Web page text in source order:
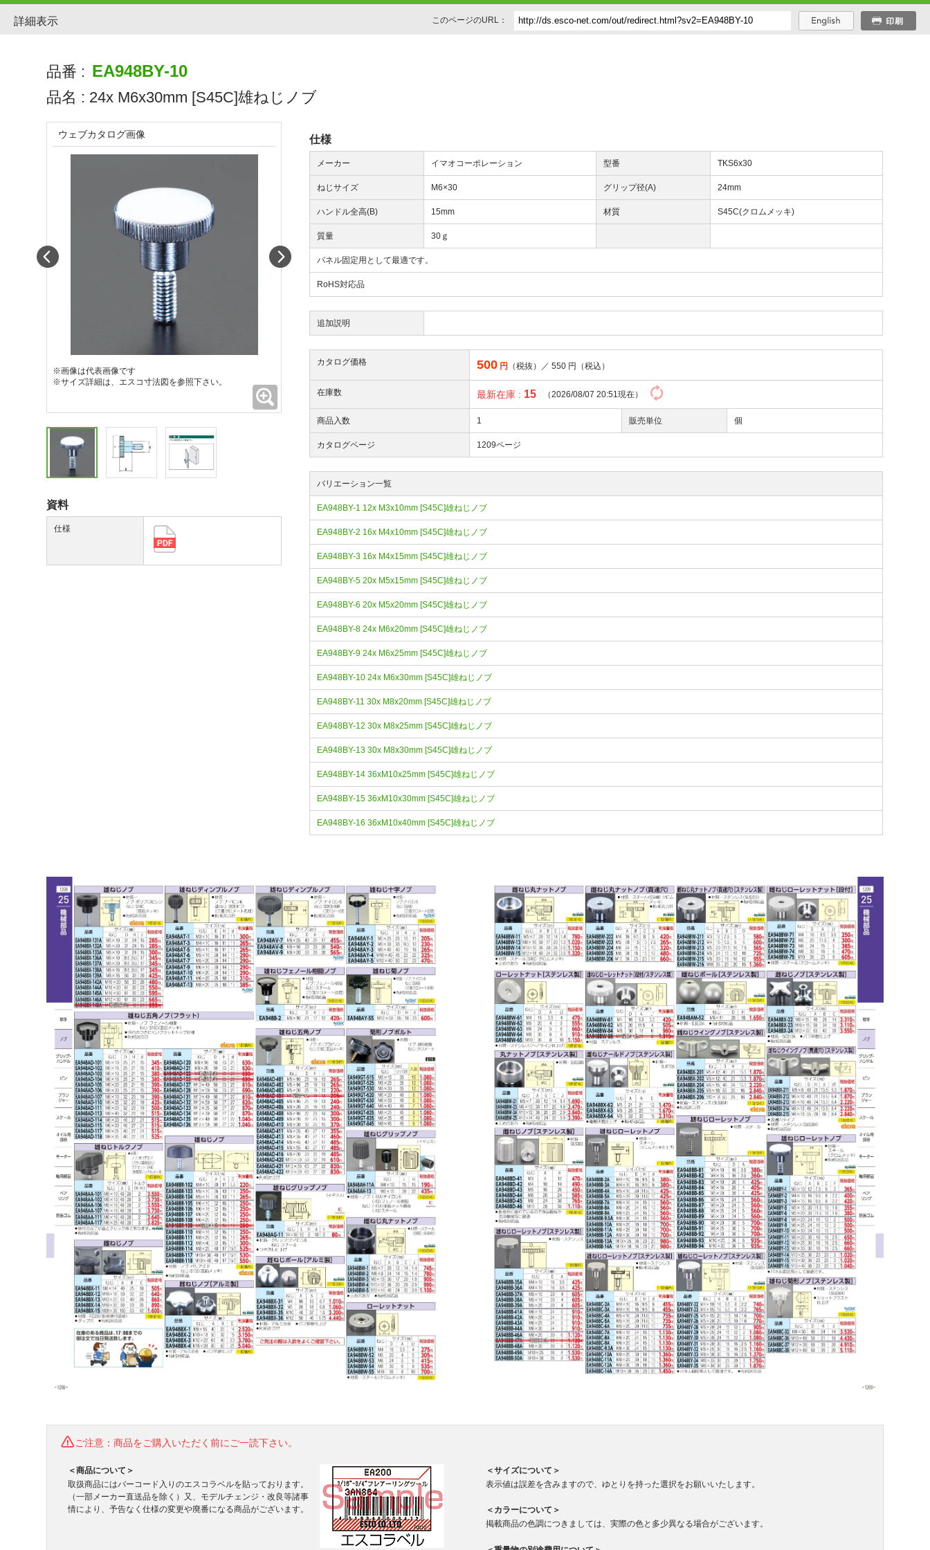
詳細表示 このページのURL：
品番 : EA948BY-10
品名 : 24x M6x30mm [S45C]雄ねじノブ
仕様
メーカー イマオコーポレーション 型番 TKS6x30
ねじサイズ M6×30 グリップ径(A) 24mm
ハンドル全高(B) 15mm 材質 S45C(クロムメッキ)
質量 30ｇ
パネル固定用として最適です。
RoHS対応品
追加説明
カタログ価格 500 円 （税抜）／550 円（税込）
在庫数 最新在庫 : 15 （2026/08/07 20:51現在）
商品入数 1 販売単位 個
カタログページ 1209ページ
バリエーション一覧
EA948BY-1 12x M3x10mm [S45C]雄ねじノブ
EA948BY-2 16x M4x10mm [S45C]雄ねじノブ
EA948BY-3 16x M4x15mm [S45C]雄ねじノブ
EA948BY-5 20x M5x15mm [S45C]雄ねじノブ
EA948BY-6 20x M5x20mm [S45C]雄ねじノブ
EA948BY-8 24x M6x20mm [S45C]雄ねじノブ
EA948BY-9 24x M6x25mm [S45C]雄ねじノブ
EA948BY-10 24x M6x30mm [S45C]雄ねじノブ
EA948BY-11 30x M8x20mm [S45C]雄ねじノブ
EA948BY-12 30x M8x25mm [S45C]雄ねじノブ
EA948BY-13 30x M8x30mm [S45C]雄ねじノブ
EA948BY-14 36xM10x25mm [S45C]雄ねじノブ
EA948BY-15 36xM10x30mm [S45C]雄ねじノブ
EA948BY-16 36xM10x40mm [S45C]雄ねじノブ
ウェブカタログ画像
※画像は代表画像です
※サイズ詳細は、エスコ寸法図を参照下さい。
資料
仕様
ご注意：商品をご購入いただく前にご一読下さい。
＜商品について＞
取扱商品にはバーコード入りのエスコラベルを貼っております。
（一部メーカー直送品を除く）又、モデルチェンジ・改良等諸事
情により、予告なく仕様の変更や廃番になる商品がございます。
＜サイズについて＞
表示値は誤差を含みますので、ゆとりを持った選択をお願いいたします。
＜カラーについて＞
掲載商品の色調につきましては、実際の色と多少異なる場合がございます。